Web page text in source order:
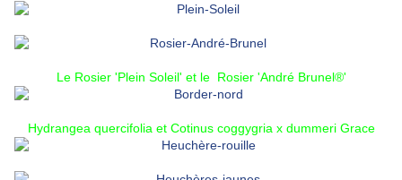
Le Rosier 'Plein Soleil' et le Rosier 'André Brunel®'
Hydrangea quercifolia et Cotinus coggygria x dummeri Grace